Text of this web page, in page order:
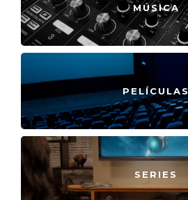
MÚSICA
PELÍCULAS
SERIES